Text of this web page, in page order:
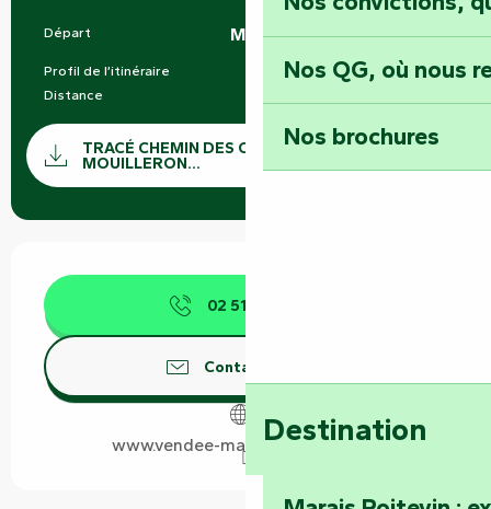
Nos QG, où nous
Nos brochures
Destination
Informations pratiques
Départ Mouilleron-Saint-Germain
Profil de l’itinéraire Boucle
Distance
Documentation
TRACÉ CHEMIN DES CHÂTAIGNES - DÉPART
MOUILLERON...
02 51 69 44
Contactez-nous
www.vendee-maraispoitevin.com